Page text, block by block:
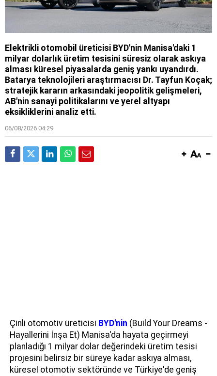
Elektrikli otomobil üreticisi BYD'nin Manisa'daki 1
milyar dolarlık üretim tesisini süresiz olarak askıya
alması küresel piyasalarda geniş yankı uyandırdı.
Batarya teknolojileri araştırmacısı Dr. Tayfun Koçak;
stratejik kararın arkasındaki jeopolitik gelişmeleri,
AB'nin sanayi politikalarını ve yerel altyapı
eksikliklerini analiz etti.
06/08/2026 04:29
Çinli otomotiv üreticisi BYD'nin (Build Your Dreams -
Hayallerini İnşa Et) Manisa'da hayata geçirmeyi
planladığı 1 milyar dolar değerindeki üretim tesisi
projesini belirsiz bir süreye kadar askıya alması,
küresel otomotiv sektöründe ve Türkiye'de geniş